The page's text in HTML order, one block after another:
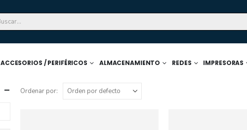
ACCESORIOS / PERIFÉRICOS ALMACENAMIENTO REDES IMPRESORAS
Ordenar por: